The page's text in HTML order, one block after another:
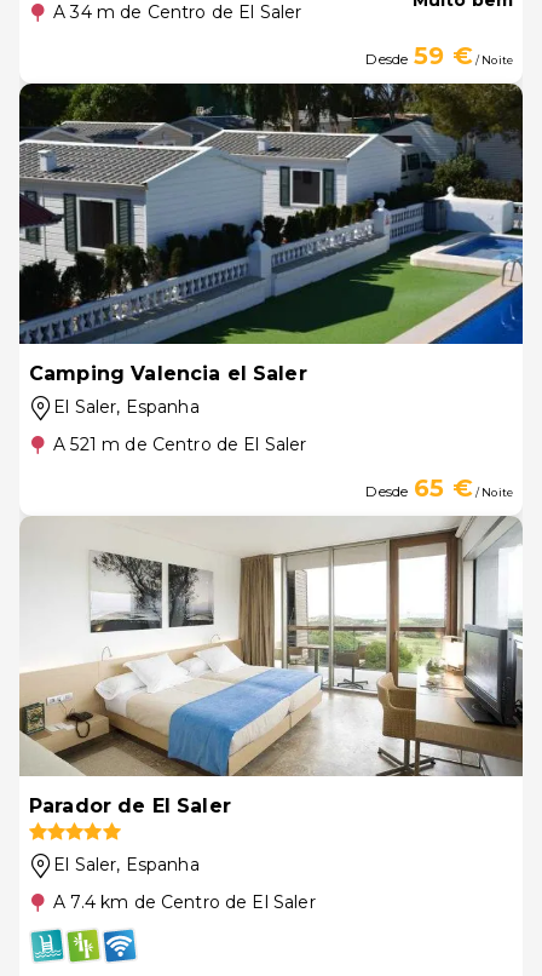
A 34 m de Centro de El Saler
Desde 59 €/ Noite
Camping Valencia el Saler
El Saler, Espanha
A 521 m de Centro de El Saler
Desde 65 €/ Noite
Parador de El Saler
El Saler, Espanha
A 7.4 km de Centro de El Saler